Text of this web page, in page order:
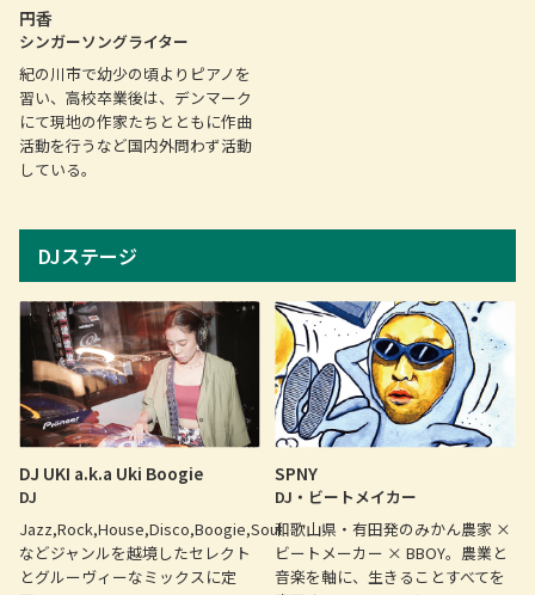
円香
シンガーソングライター
紀の川市で幼少の頃よりピアノを
習い、高校卒業後は、デンマーク
にて現地の作家たちとともに作曲
活動を行うなど国内外問わず活動
している。
DJステージ
DJ UKI a.k.a Uki Boogie
DJ
Jazz,Rock,House,Disco,Boogie,Soul
などジャンルを越境したセレクト
とグルーヴィーなミックスに定
SPNY
DJ・ビートメイカー
和歌山県・有田発のみかん農家 ×
ビートメーカー × BBOY。農業と
音楽を軸に、生きることすべてを